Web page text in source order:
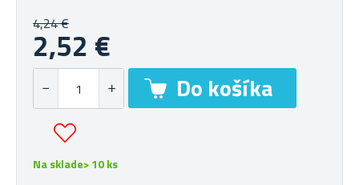
4,24 €
2,52 €
Na sklade> 10 ks